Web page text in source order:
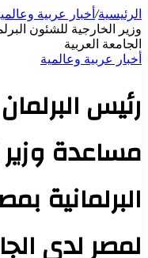
الرئيسية/ أخبار عربية
وزير الخارجية للشئون
الجامعة العربية
أخبار عربية وعالمية
رئيس
مساعدة وزير
البرلمانية
لمصر لدي